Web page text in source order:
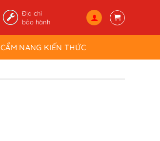
Địa chỉ
bảo hành
CẨM NANG KIẾN THỨC